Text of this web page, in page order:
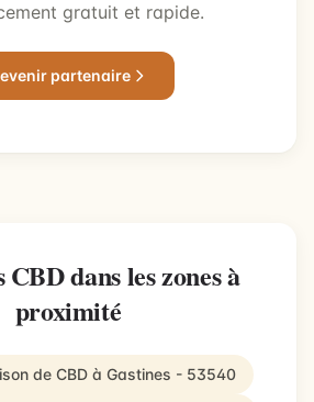
gratuit et rapide.
partenaire
dans les zones à
proximité
de CBD à Gastines - 53540